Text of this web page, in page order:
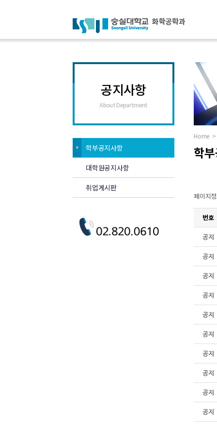
공지사항
About Department
학부공지사항
대학원공지사항
취업게시판
Home >
학
페이지
번호
공지
공지
공지
공지
공지
공지
공지
공지
공지
공지